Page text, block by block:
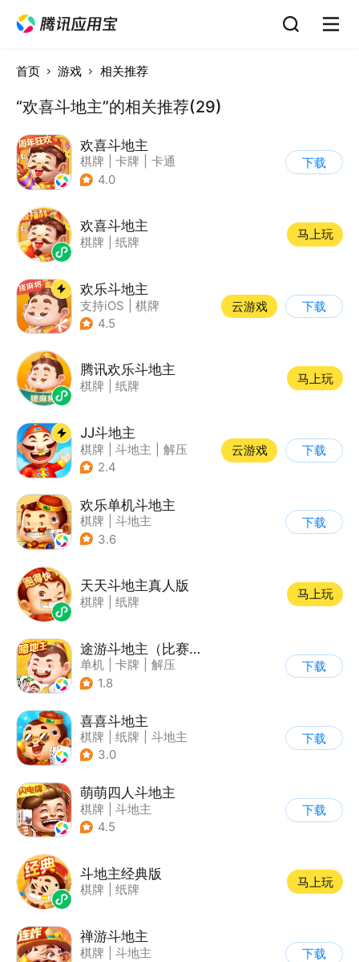
首页 游戏 相关推荐
“欢喜斗地主”的相关推荐(29)
欢喜斗地主
棋牌 卡牌
卡通
| 斗地主
4.0
下载
欢喜斗地主
棋牌 纸牌
马上玩
欢乐斗地主
支持iOS
棋牌
| 即时战略
4.5
云游戏 下载
腾讯欢乐斗地主
棋牌 纸牌
马上玩
JJ斗地主
棋牌 斗地主
解压
| 清新
2.4
云游戏 下载
欢乐单机斗地主
棋牌
斗地主
3.6
下载
天天斗地主真人版
棋牌 纸牌
马上玩
途游斗地主（比赛版）
单机 卡牌
解压
| 匹配对战
1.8
下载
喜喜斗地主
棋牌 纸牌
斗地主
3.0
下载
萌萌四人斗地主
棋牌
斗地主
4.5
下载
斗地主经典版
棋牌 纸牌
马上玩
禅游斗地主
棋牌
斗地主
下载